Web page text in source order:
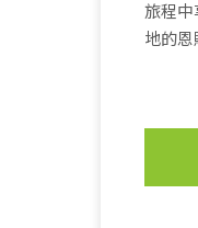
旅程
地的